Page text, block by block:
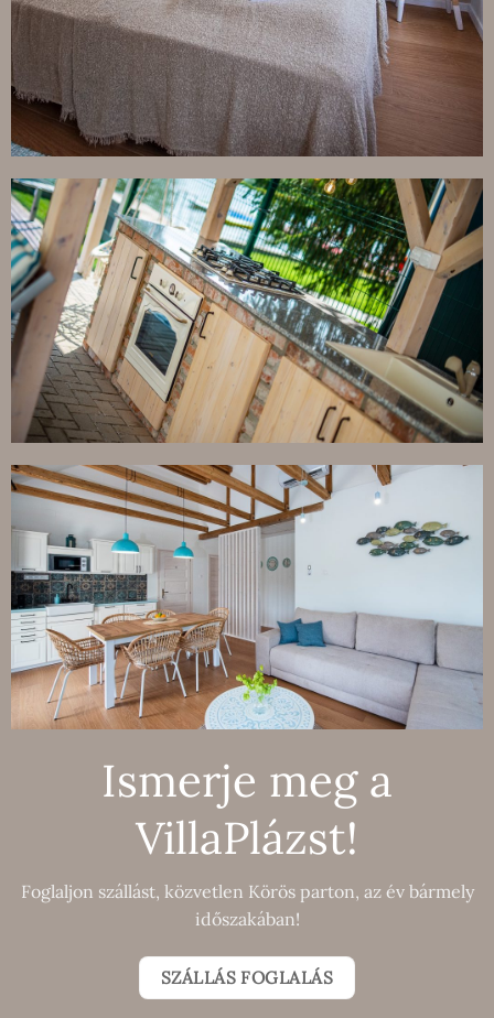
Ismerje meg a
VillaPlázst!
Foglaljon szállást, közvetlen Körös parton, az év bármely
időszakában!
SZÁLLÁS FOGLALÁS